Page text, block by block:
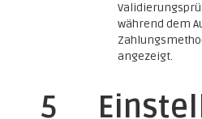
während dem
angezeigt.
5